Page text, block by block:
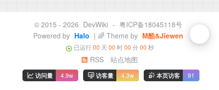
© 2015 - 2026 DevWiki - 粤ICP备18045118号
Powered by Halo | 🌈 Theme by M酷&Jiewen
已运行00 天 00 时00 分 00 秒
RSS 站点地图
访问量 4.9w 访客量 4.3w 本页访客 91